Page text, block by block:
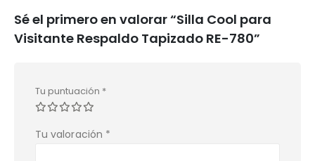
Sé el primero en valorar “Silla Cool para
Visitante Respaldo Tapizado RE-780”
Tu puntuación *
Tu valoración *